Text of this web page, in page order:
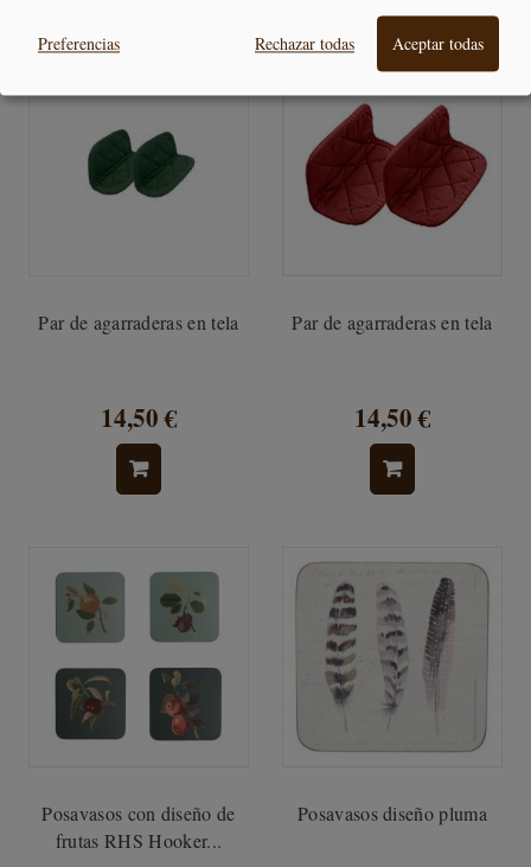
Par de agarraderas en tela
14,50 €
Par de agarraderas en tela
14,50 €
Posavasos con diseño de
frutas RHS Hooker...
Posavasos diseño pluma
Preferencias Rechazar todas Aceptar todas